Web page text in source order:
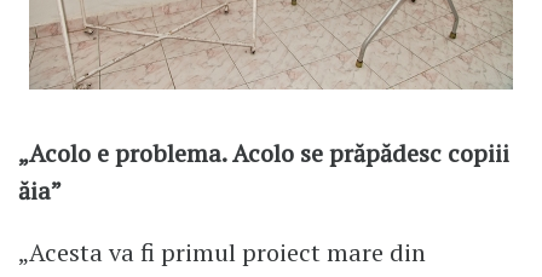
„Acolo e problema. Acolo se prăpădesc copiii
ăia”
„Acesta va fi primul proiect mare din